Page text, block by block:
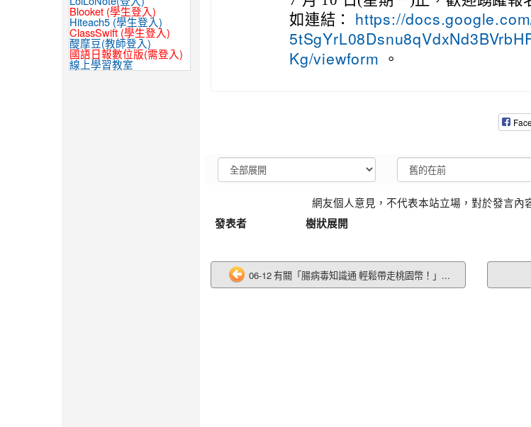
如連結：
https://
Kg/viewform
。
網友個人意見，不代表本站立場，對於發言內
發表者
樹狀展開
06-12 有關「腸病毒知識通 輕鬆帶走桃園幣！」...
Blooket (學生登入)
Hiteach5 (學生登入)
ClassSwift (學生登入)
醍摩豆(教師登入)
國語日報數位版(需登入)
線上學習教室